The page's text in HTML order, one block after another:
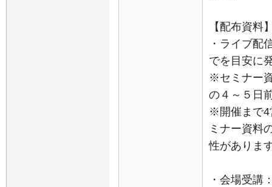
【配布資料
・ライブ配
でを目安に
※セミナー
の４～５日
※開催まで4
ミナー資料
性がありま
・会場受講